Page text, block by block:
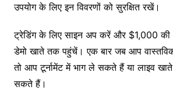
उपयोग के लिए इन विवरणों को सुरक्षित रखें।
ट्रेडिंग के लिए साइन अप करें और $1,000 की
डेमो खाते तक पहुंचें। एक बार जब आप
तो आप टूर्नामेंट में भाग ले सकते हैं या लाइव
सकते हैं।